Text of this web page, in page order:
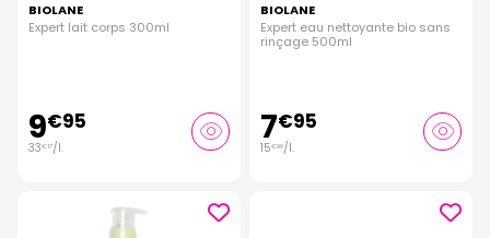
BIOLANE
Expert lait corps 300ml
9€95
33€ 17/l.
BIOLANE
Expert eau nettoyante bio sans
rinçage 500ml
7€95
15€90/l.